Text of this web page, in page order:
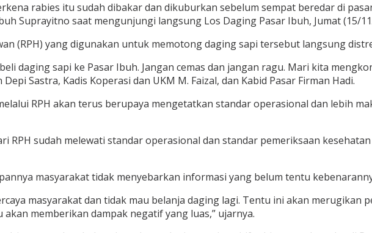
rabies itu sudah dibakar dan dikuburkan sebelum sempat beredar di
Suprayitno saat mengunjungi langsung Los Daging Pasar Ibuh, Jumat (15/
(RPH) yang digunakan untuk memotong daging sapi tersebut langsung
daging sapi ke Pasar Ibuh. Jangan cemas dan jangan ragu. Mari kita
Sastra, Kadis Koperasi dan UKM M. Faizal, dan Kabid Pasar Firman Hadi.
RPH akan terus berupaya mengetatkan standar operasional dan lebih
RPH sudah melewati standar operasional dan standar pemeriksaan
masyarakat tidak menyebarkan informasi yang belum tentu
masyarakat dan tidak mau belanja daging lagi. Tentu ini akan merugikan
memberikan dampak negatif yang luas,” ujarnya.